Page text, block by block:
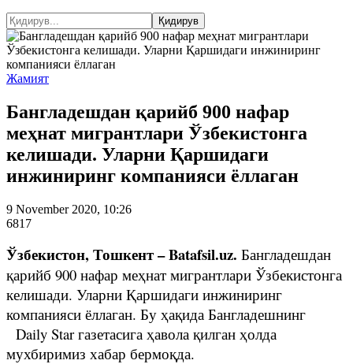
Жамият
Бангладешдан қарийб 900 нафар
меҳнат мигрантлари Ўзбекистонга
келишади. Уларни Қаршидаги
инжиниринг компанияси ёллаган
9 November 2020, 10:26
6817
Ўзбекистон, Тошкент – Batafsil.uz. Бангладешдан
қарийб 900 нафар меҳнат мигрантлари Ўзбекистонга
келишади. Уларни Қаршидаги инжиниринг
компанияси ёллаган. Бу ҳақида Бангладешнинг
Daily Star газетасига ҳавола қилган ҳолда
мухбиримиз хабар бермоқда.